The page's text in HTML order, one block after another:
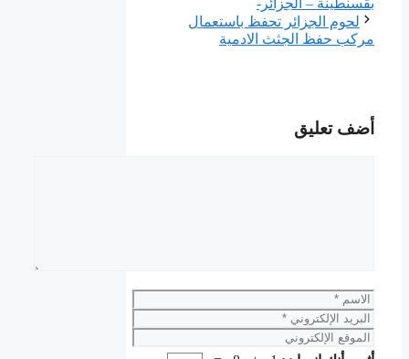
لحوم الجزائر تحفظ باستعمال
مركب حفظ الجثث الادمية
أضف تعليق
الاسم
البريد
الإلكتروني
الموقع
الإلكتروني